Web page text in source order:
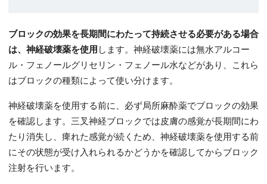
ブロックの効果を長期間にわたって持続させる必要がある場合
は、神経破壊薬を使用 します。神経破壊薬には無水アルコー
ル・フェノールグリセリン・フェノール水などがあり、これら
はブロックの種類によって使い分けます。
神経破壊薬を使用する前に、必ず局所麻酔薬でブロックの効果
を確認します。三叉神経ブロックでは皮膚の感覚が長期間にわ
たり消失し、痺れた感覚が続くため、神経破壊薬を使用する前
にその状態が受け入れられるかどうかを確認してからブロック
注射を行います。